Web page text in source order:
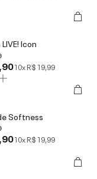
Icon
10xR$ 19,99
Softness
10xR$ 19,99